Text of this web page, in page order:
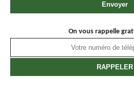
On vous rappelle